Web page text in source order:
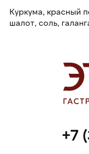
Куркума, красный
шалот, соль,
+7